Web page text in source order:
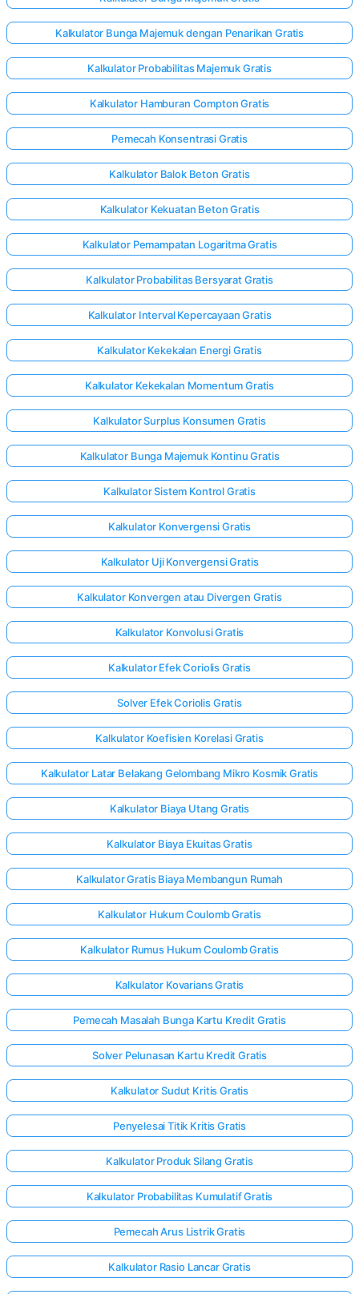
Kalkulator Bunga Majemuk dengan Penarikan Gratis
Kalkulator Probabilitas Majemuk Gratis
Kalkulator Hamburan Compton Gratis
Pemecah Konsentrasi Gratis
Kalkulator Balok Beton Gratis
Kalkulator Kekuatan Beton Gratis
Kalkulator Pemampatan Logaritma Gratis
Kalkulator Probabilitas Bersyarat Gratis
Kalkulator Interval Kepercayaan Gratis
Kalkulator Kekekalan Energi Gratis
Kalkulator Kekekalan Momentum Gratis
Kalkulator Surplus Konsumen Gratis
Kalkulator Bunga Majemuk Kontinu Gratis
Kalkulator Sistem Kontrol Gratis
Kalkulator Konvergensi Gratis
Kalkulator Uji Konvergensi Gratis
Kalkulator Konvergen atau Divergen Gratis
Kalkulator Konvolusi Gratis
Kalkulator Efek Coriolis Gratis
Solver Efek Coriolis Gratis
Kalkulator Koefisien Korelasi Gratis
Kalkulator Latar Belakang Gelombang Mikro Kosmik Gratis
Kalkulator Biaya Utang Gratis
Kalkulator Biaya Ekuitas Gratis
Kalkulator Gratis Biaya Membangun Rumah
Kalkulator Hukum Coulomb Gratis
Kalkulator Rumus Hukum Coulomb Gratis
Kalkulator Kovarians Gratis
Pemecah Masalah Bunga Kartu Kredit Gratis
Solver Pelunasan Kartu Kredit Gratis
Kalkulator Sudut Kritis Gratis
Penyelesai Titik Kritis Gratis
Kalkulator Produk Silang Gratis
Kalkulator Probabilitas Kumulatif Gratis
Pemecah Arus Listrik Gratis
Kalkulator Rasio Lancar Gratis